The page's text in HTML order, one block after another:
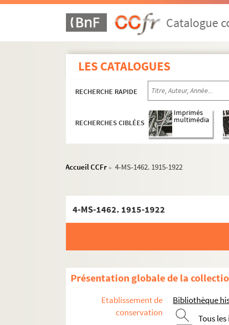
Catalogue
LES CATALOGUES
RECHERCHE RAPIDE
RECHERCHES CIBLÉES
Imprimés
multimédia
Accueil CCFr > 4-MS-1462. 1915-1922
4-MS-1462. 1915-1922
Présentation globale de la
Etablissement de
conservation
Bibliothèque
Tous